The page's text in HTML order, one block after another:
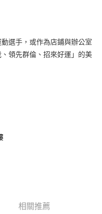
選手，或作為店鋪與辦公室
領先群倫、招來好運」的美
相關推薦